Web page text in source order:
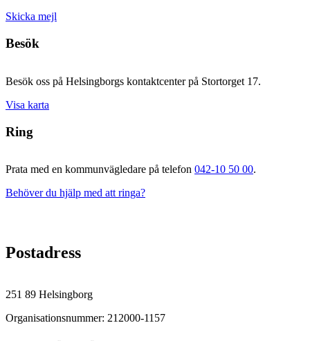
Skicka mejl
Besök
Besök oss på Helsingborgs kontaktcenter på Stortorget 17.
Visa karta
Ring
Prata med en kommunvägledare på telefon 042-10 50 00.
Behöver du hjälp med att ringa?
Postadress
251 89 Helsingborg
Organisationsnummer: 212000-1157